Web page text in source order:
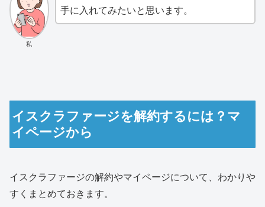
私
手に入れてみたいと思います。
イスクラファージを解約するには？マ
イページから
イスクラファージの解約やマイページについて、わかりや
すくまとめておきます。